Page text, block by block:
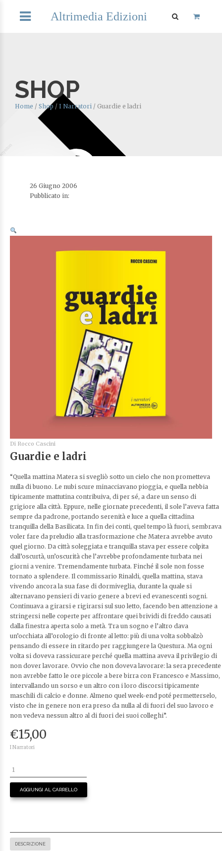
Altrimedia Edizioni
SHOP
Home / Shop / I Narratori / Guardie e ladri
26 Giugno 2006
Pubblicato in:
Di Rocco Cascini
Guardie e ladri
“Quella mattina Matera si svegliò sotto un cielo che non prometteva
nulla di buono. Le nubi scure minacciavano pioggia, e quella nebbia
tipicamente mattutina contribuiva, di per sé, a dare un senso di
grigiore alla città. Eppure, nelle giornate precedenti, il sole l’aveva fatta
sempre da padrone, portando serenità e luce a quella cittadina
tranquilla della Basilicata. In fin dei conti, quel tempo là fuori, sembrava
voler fare da preludio alla trasformazione che Matera avrebbe avuto
quel giorno. Da città soleggiata e tranquilla stava per essere colpita
dall’oscurtà, un’oscurità che l’avrebbe profondamente turbata nei
giorni a venire. Tremendamente turbata. Finché il sole non fosse
tornato a splendere. Il commissario Rinaldi, quella mattina, stava
vivendo ancora la sua fase di dormiveglia, durante la quale si
alternavano pensieri di vario genere a brevi ed evanescenti sogni.
Continuava a girarsi e rigirarsi sul suo letto, facendo ben attenzione a
stringersi nelle coperte per affrontare quei brividi di freddo causati
dalla finestra aperta solo a metà. Tra un sogno e l’altro dava
un’occhiata all’orologio di fronte al letto: più di una volta sobbalzò
pensando di essere in ritardo per raggiungere la Questura. Ma ogni
volta si doveva rassicurare perché quella mattina aveva il privilegio di
non dover lavorare. Ovvio che non doveva lavorare: la sera precedente
non avrebbe fatto le ore piccole a bere birra con Francesco e Massimo,
intervallando un sorso e un altro con i loro discorsi tipicamente
maschili di calcio e donne. Almeno quel week-end poté permetterselo,
visto che in genere non era preso da nulla al di fuori del suo lavoro e
non vedeva nessun altro al di fuori dei suoi colleghi”.
€15,00
I Narratori
AGGIUNGI AL CARRELLO
DESCRIZIONE